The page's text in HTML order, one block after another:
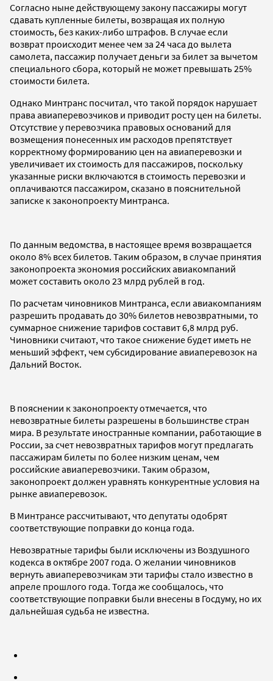
Согласно ныне действующему закону пассажиры могут
сдавать купленные билеты, возвращая их полную
стоимость, без каких-либо штрафов. В случае если
возврат происходит менее чем за 24 часа до вылета
самолета, пассажир получает деньги за билет за вычетом
специального сбора, который не может превышать 25%
стоимости билета.
Однако Минтранс посчитал, что такой порядок нарушает
права авиаперевозчиков и приводит росту цен на билеты.
Отсутствие у перевозчика правовых оснований для
возмещения понесенных им расходов препятствует
корректному формированию цен на авиаперевозки и
увеличивает их стоимость для пассажиров, поскольку
указанные риски включаются в стоимость перевозки и
оплачиваются пассажиром, сказано в пояснительной
записке к законопроекту Минтранса.
По данным ведомства, в настоящее время возвращается
около 8% всех билетов. Таким образом, в случае принятия
законопроекта экономия российских авиакомпаний
может составить около 23 млрд рублей в год.
По расчетам чиновников Минтранса, если авиакомпаниям
разрешить продавать до 30% билетов невозвратными, то
суммарное снижение тарифов составит 6,8 млрд руб.
Чиновники считают, что такое снижение будет иметь не
меньший эффект, чем субсидирование авиаперевозок на
Дальний Восток.
В пояснении к законопроекту отмечается, что
невозвратные билеты разрешены в большинстве стран
мира. В результате иностранные компании, работающие в
России, за счет невозвратных тарифов могут предлагать
пассажирам билеты по более низким ценам, чем
российские авиаперевозчики. Таким образом,
законопроект должен уравнять конкурентные условия на
рынке авиаперевозок.
В Минтрансе рассчитывают, что депутаты одобрят
соответствующие поправки до конца года.
Невозвратные тарифы были исключены из Воздушного
кодекса в октябре 2007 года. О желании чиновников
вернуть авиаперевозчикам эти тарифы стало известно в
апреле прошлого года. Тогда же сообщалось, что
соответствующие поправки были внесены в Госдуму, но их
дальнейшая судьба не известна.